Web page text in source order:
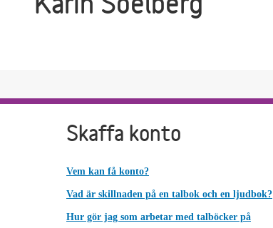
Skaffa konto
Vem kan få konto?
Vad är skillnaden på en talbok och en ljudbok?
Hur gör jag som arbetar med talböcker på